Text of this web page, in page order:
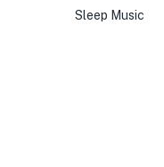
Sleep Music